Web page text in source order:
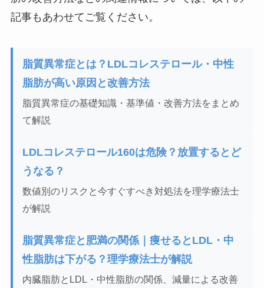
記事もあわせてご覧ください。
脂質異常症とは？LDLコレステロール・中性
脂肪が高い原因と改善方法
脂質異常症の基礎知識・基準値・改善方法をまとめ
て解説
LDLコレステロール160は危険？放置するとど
うなる？
数値別のリスクと今すぐすべき対処法を理学療法士
が解説
脂質異常症と肥満の関係｜痩せるとLDL・中
性脂肪は下がる？理学療法士が解説
内臓脂肪とLDL・中性脂肪の関係、減量による改善